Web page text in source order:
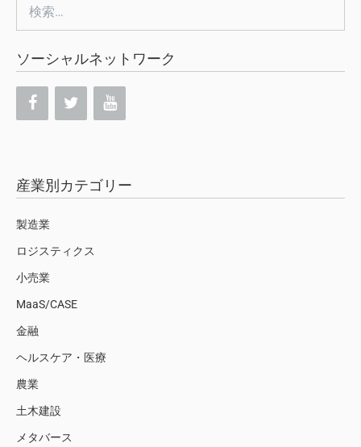
索:
ソーシャルネットワーク
産業別カテゴリー
製造業
ロジスティクス
小売業
MaaS/CASE
金融
ヘルスケア・医療
農業
土木建設
メタバース